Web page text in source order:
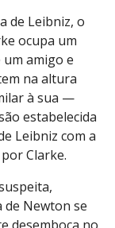
de Leibniz, o
ocupa um
amigo e
na altura
à sua —
estabelecida
Leibniz com a
Clarke.
de Newton se